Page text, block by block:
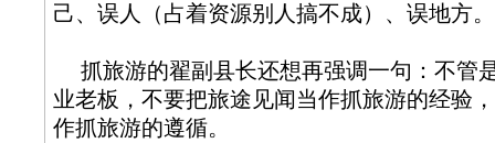
己、误人（占着资源别人搞不成）、误地方。
抓旅游的翟副县长还想再强调一句：不管
业老板，不要把旅途见闻当作抓旅游的经验
作抓旅游的遵循。